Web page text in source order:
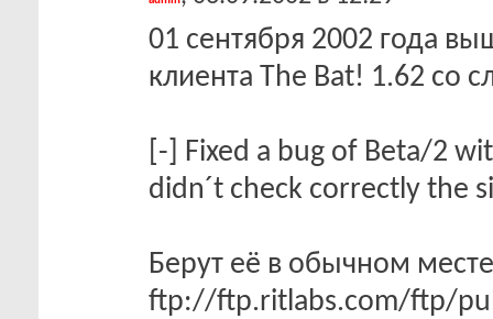
01 сентября 2002 года
клиента The Bat! 1.62
[-] Fixed a bug of Beta/2
didn´t check correctly the
Берут её в обычном месте
ftp://ftp.ritlabs.com/ftp/